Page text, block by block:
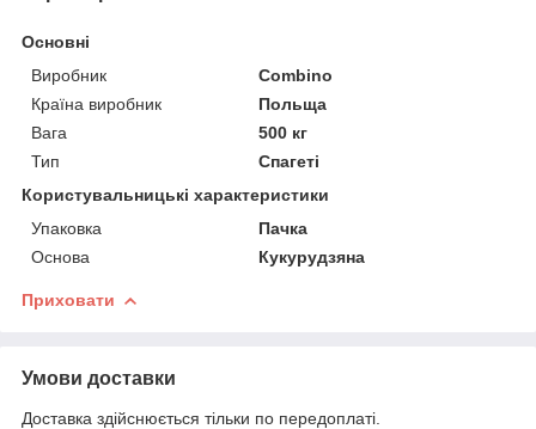
Основні
Виробник
Combino
Країна виробник
Польща
Вага
500 кг
Тип
Спагеті
Користувальницькі характеристики
Упаковка
Пачка
Основа
Кукурудзяна
Приховати
Умови доставки
Доставка здійснюється тільки по передоплаті.